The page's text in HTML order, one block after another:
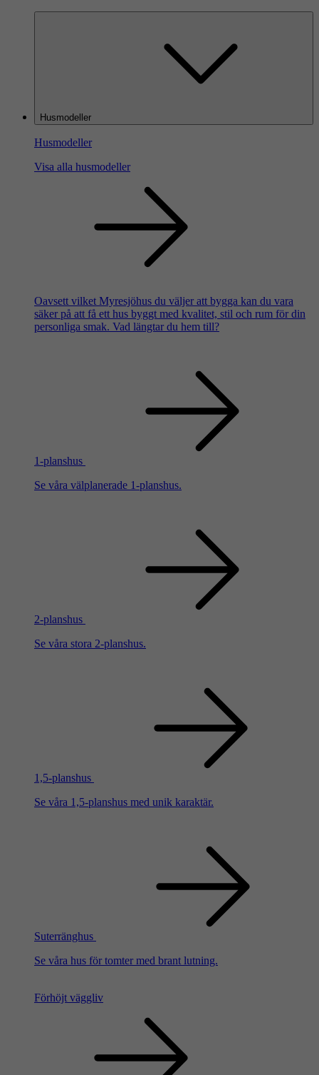
Husmodeller
Husmodeller
Visa alla husmodeller
Oavsett vilket Myresjöhus du väljer att bygga kan du vara
säker på att få ett hus byggt med kvalitet, stil och rum för din
personliga smak. Vad längtar du hem till?
1-planshus
Se våra välplanerade 1-planshus.
2-planshus
Se våra stora 2-planshus.
1,5-planshus
Se våra 1,5-planshus med unik karaktär.
Suterränghus
Se våra hus för tomter med brant lutning.
Förhöjt väggliv